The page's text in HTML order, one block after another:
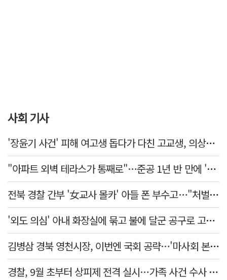
사회 기사
'장윤기 사건' 피해 여고생 돕다가 다친 고교생, 의상자 인정
"아파트 외벽 테라스가 통째로"…준공 1년 반 만에 '아찔 사고'
전북 경찰 간부 '女교사 몰카' 아들 폰 부수고…"처벌 못하는 사안" 내부망에 글
'외도 의심' 아내 화장실에 묶고 불에 달군 공구로 고문…남편 검거
김병삼 경북 영천시장, 이번엔 국회 공략…'마사회 본사 이전·광역교통망 확충' 요청
경찰, 9월 초부터 상피제 전격 실시…가족 사건 수사 못해